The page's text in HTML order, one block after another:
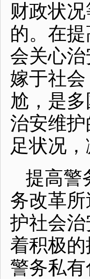
财政状
的。在
会关心
嫁于社
尬，是
治安维
足状况
提高警
务改革
护社会
着积极
警务私